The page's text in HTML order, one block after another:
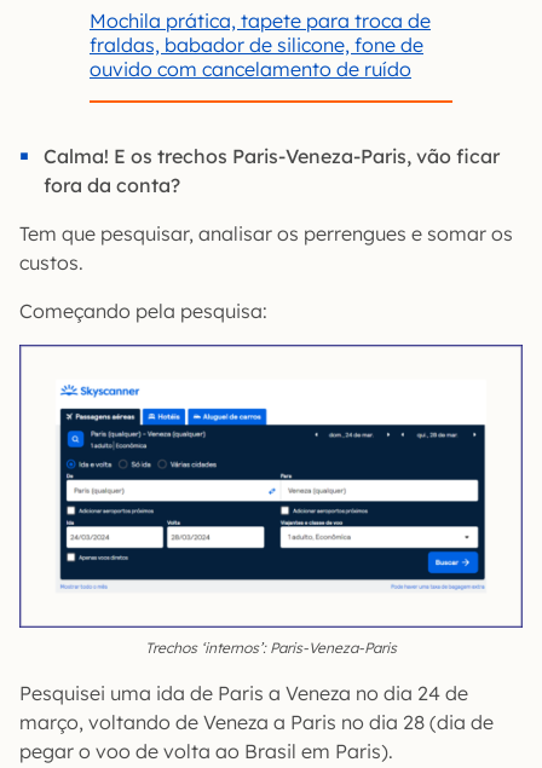
Mochila prática, tapete para troca de
fraldas, babador de silicone, fone de
ouvido com cancelamento de ruído
Calma! E os trechos Paris-Veneza-Paris, vão ficar
fora da conta?
Tem que pesquisar, analisar os perrengues e somar os
custos.
Começando pela pesquisa:
Trechos ‘internos’: Paris-Veneza-Paris
Pesquisei uma ida de Paris a Veneza no dia 24 de
março, voltando de Veneza a Paris no dia 28 (dia de
pegar o voo de volta ao Brasil em Paris).